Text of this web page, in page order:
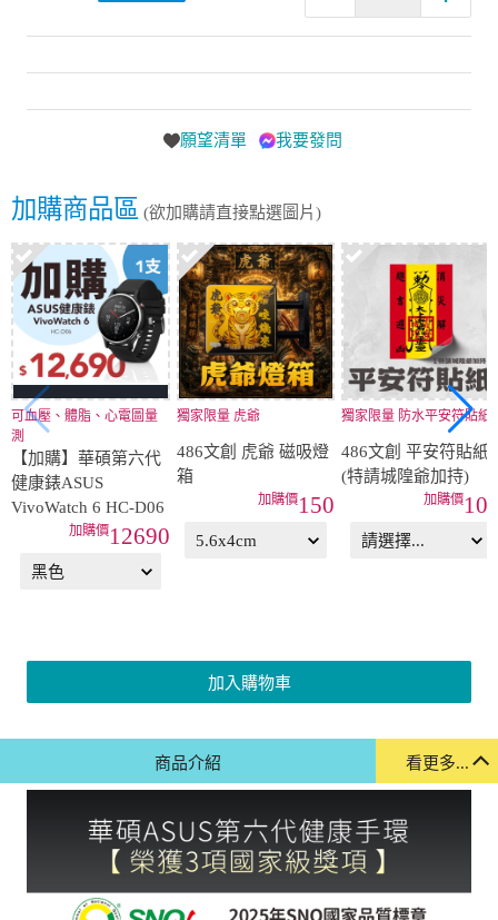
加購商品區
可血壓、體脂、心電圖量
測
【加購】華碩第六代
健康錶ASUS
VivoWatch 6 HC-D06
12690
獨家限量 虎爺
箱
獨家限量 防水平安符貼紙
486文創 平安符貼紙
(特請城隍爺加持)
加入購物車
看更多...
商品介紹